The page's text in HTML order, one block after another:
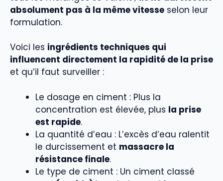
absolument pas à la même vitesse selon leur
formulation.
Voici les ingrédients techniques qui
influencent directement la rapidité de la prise
et qu’il faut surveiller :
Le dosage en ciment : Plus la
concentration est élevée, plus la prise
est rapide.
La quantité d’eau : L’excès d’eau ralentit
le durcissement et massacre la
résistance finale.
Le type de ciment : Un ciment classé